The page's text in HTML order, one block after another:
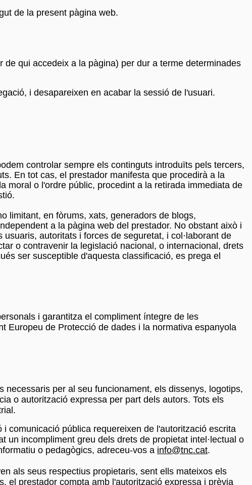
de la present pàgina web.
qui accedeix a la pàgina) per dur a terme determinades
i desapareixen en acabar la sessió de l'usuari.
controlar sempre els continguts introduïts pels tercers,
En tot cas, el prestador manifesta que procedirà a la
moral o l'ordre públic, procedint a la retirada immediata de
limitant, en fòrums, xats, generadors de blogs,
a la pàgina web del prestador. No obstant això i
autoritats i forces de seguretat, i col·laborant de
o contravenir la legislació nacional, o internacional, drets
ser susceptible d'aquesta classificació, es prega el
i garantitza el compliment íntegre de les
Europeu de Protecció de dades i la normativa espanyola
per al seu funcionament, els dissenys, logotips,
o autorització expressa per part dels autors. Tots els
comunicació pública requereixen de l'autorització escrita
un incompliment greu dels drets de propietat intel·lectual o
o pedagògics, adreceu-vos a info@tnc.cat.
als seus respectius propietaris, sent ells mateixos els
el prestador compta amb l'autorització expressa i prèvia